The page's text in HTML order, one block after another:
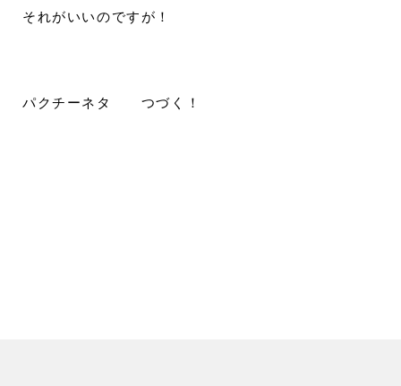
それがいいのですが！
パクチーネタ つづく！